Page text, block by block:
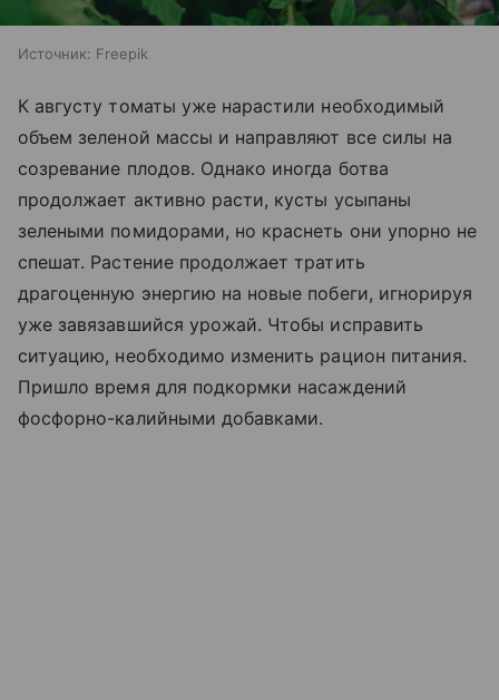
Источник: Freepik
К августу томаты уже нарастили необходимый
объем зеленой массы и направляют все силы на
созревание плодов. Однако иногда ботва
продолжает активно расти, кусты усыпаны
зелеными помидорами, но краснеть они упорно не
спешат. Растение продолжает тратить
драгоценную энергию на новые побеги, игнорируя
уже завязавшийся урожай. Чтобы исправить
ситуацию, необходимо изменить рацион питания.
Пришло время для подкормки насаждений
фосфорно-калийными добавками.